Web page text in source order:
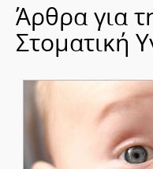
Άρθρα για
Στοματική